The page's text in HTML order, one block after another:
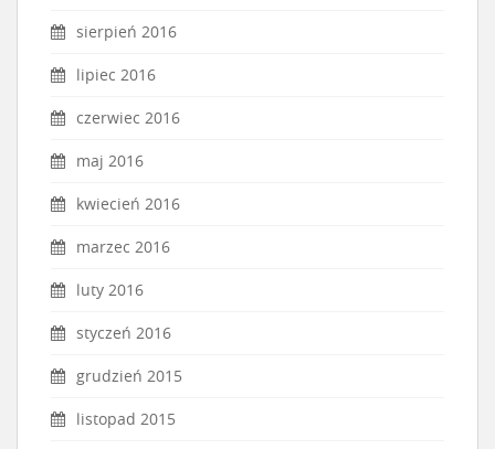
sierpień 2016
lipiec 2016
czerwiec 2016
maj 2016
kwiecień 2016
marzec 2016
luty 2016
styczeń 2016
grudzień 2015
listopad 2015